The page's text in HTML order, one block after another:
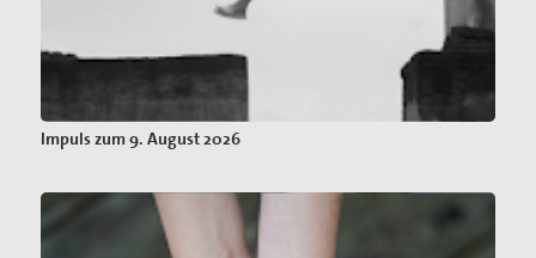
Impuls zum 9. August 2026